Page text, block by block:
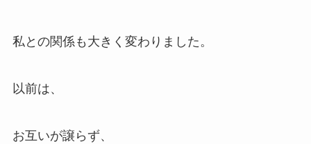
私との関係も大きく変わりました。
以前は、
お互いが譲らず、